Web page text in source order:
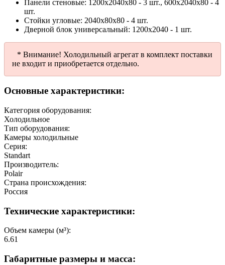
Панели стеновые: 1200х2040х80 - 3 шт., 600х2040х80 - 4
шт.
Стойки угловые: 2040х80х80 - 4 шт.
Дверной блок универсальный: 1200х2040 - 1 шт.
* Внимание! Холодильный агрегат в комплект поставки
не входит и приобретается отдельно.
Основные характеристики:
Категория оборудования:
Холодильное
Тип оборудования:
Камеры холодильные
Серия:
Standart
Производитель:
Polair
Страна происхождения:
Россия
Технические характеристики:
Объем камеры (м³):
6.61
Габаритные размеры и масса: